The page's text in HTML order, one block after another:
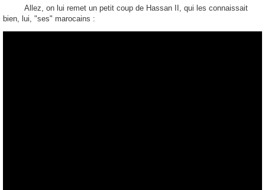
Allez, on lui remet un petit coup de Hassan II, qui les connaissait
bien, lui, "ses" marocains :